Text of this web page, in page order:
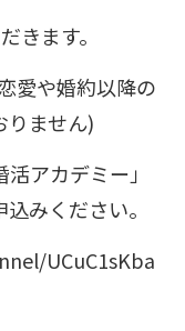
きます。
愛や婚約以降の
りません)
アカデミー」
みください。
UCuC1sKba